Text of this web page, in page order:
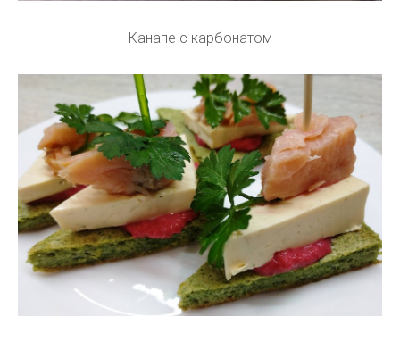
Канапе с карбонатом